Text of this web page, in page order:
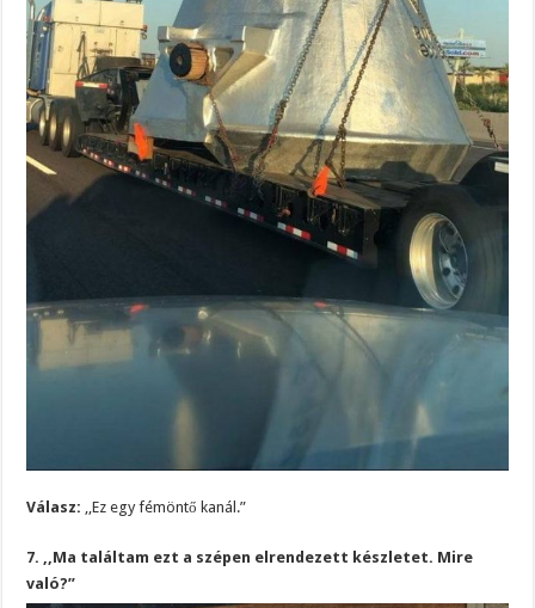
Válasz: ,,Ez egy fémöntő kanál.”
7. ,,Ma találtam ezt a szépen elrendezett készletet. Mire
való?”